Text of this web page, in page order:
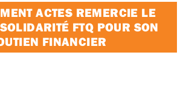
ACTES REMERCIE LE
FTQ POUR SON
FINANCIER